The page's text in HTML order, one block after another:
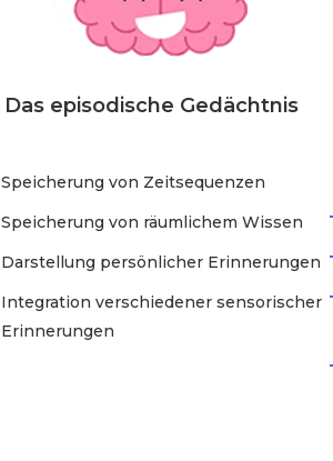
Das episodische Gedächtnis
Speicherung von Zeitsequenzen
Speicherung von räumlichem Wissen
Darstellung persönlicher Erinnerungen
Integration verschiedener sensorischer
Erinnerungen